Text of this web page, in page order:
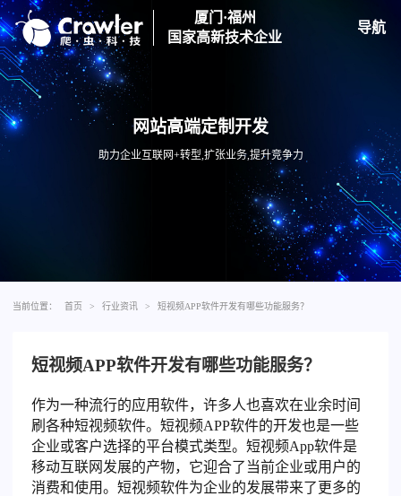
厦门·福州
国家高新技术企业
导航
网站高端定制开发
助力企业互联网+转型,扩张业务,提升竞争力
当前位置： 首页 > 行业资讯 > 短视频APP软件开发有哪些功能服务？
短视频APP软件开发有哪些功能服务？
作为一种流行的应用软件，许多人也喜欢在业余时间
刷各种短视频软件。短视频APP软件的开发也是一些
企业或客户选择的平台模式类型。短视频App软件是
移动互联网发展的产物，它迎合了当前企业或用户的
消费和使用。短视频软件为企业的发展带来了更多的